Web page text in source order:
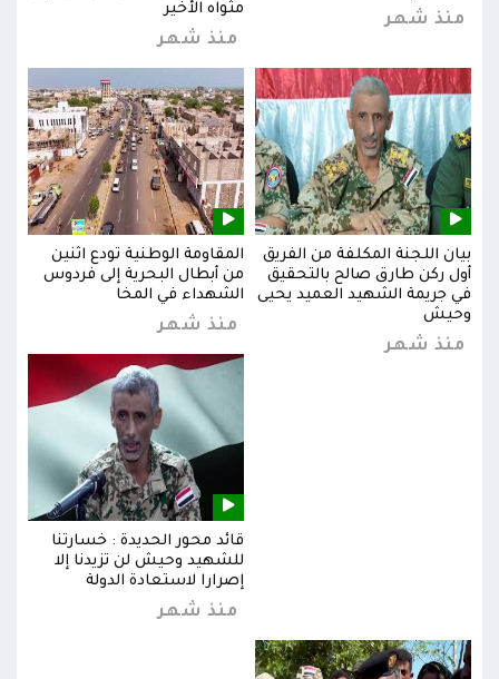
منذ شهر
مثواه الأخير
منذ شهر
بيان اللجنة المكلفة من الفريق
أول ركن طارق صالح بالتحقيق
في جريمة الشهيد العميد يحيى
وحيش
منذ شهر
المقاومة الوطنية تودع اثنين
من أبطال البحرية إلى فردوس
الشهداء في المخا
منذ شهر
قائد محور الحديدة : خسارتنا
للشهيد وحيش لن تزيدنا إلا
إصرارا لاستعادة الدولة
منذ شهر